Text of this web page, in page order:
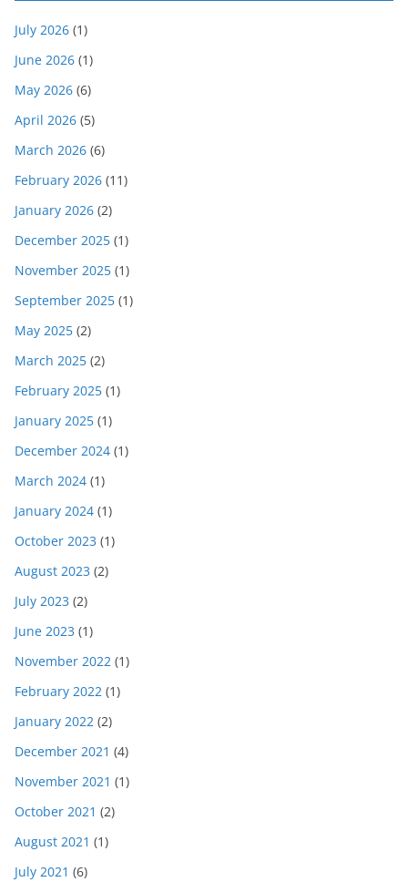
July 2026 (1)
June 2026 (1)
May 2026 (6)
April 2026 (5)
March 2026 (6)
February 2026 (11)
January 2026 (2)
December 2025 (1)
November 2025 (1)
September 2025 (1)
May 2025 (2)
March 2025 (2)
February 2025 (1)
January 2025 (1)
December 2024 (1)
March 2024 (1)
January 2024 (1)
October 2023 (1)
August 2023 (2)
July 2023 (2)
June 2023 (1)
November 2022 (1)
February 2022 (1)
January 2022 (2)
December 2021 (4)
November 2021 (1)
October 2021 (2)
August 2021 (1)
July 2021 (6)